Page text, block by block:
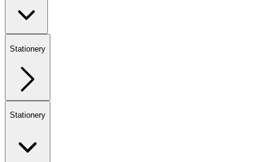
Stationery
Stationery